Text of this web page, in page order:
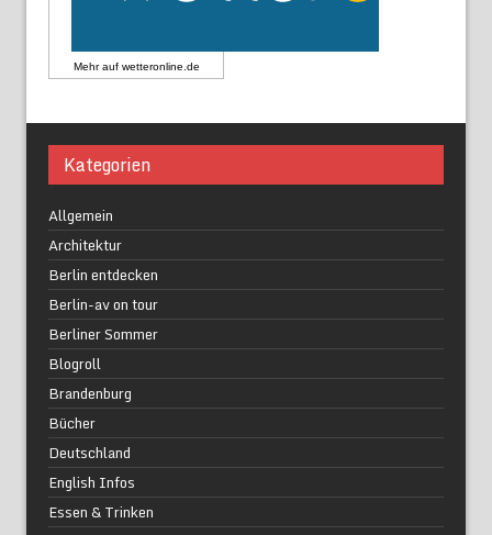
Mehr auf wetteronline.de
Kategorien
Allgemein
Architektur
Berlin entdecken
Berlin-av on tour
Berliner Sommer
Blogroll
Brandenburg
Bücher
Deutschland
English Infos
Essen & Trinken